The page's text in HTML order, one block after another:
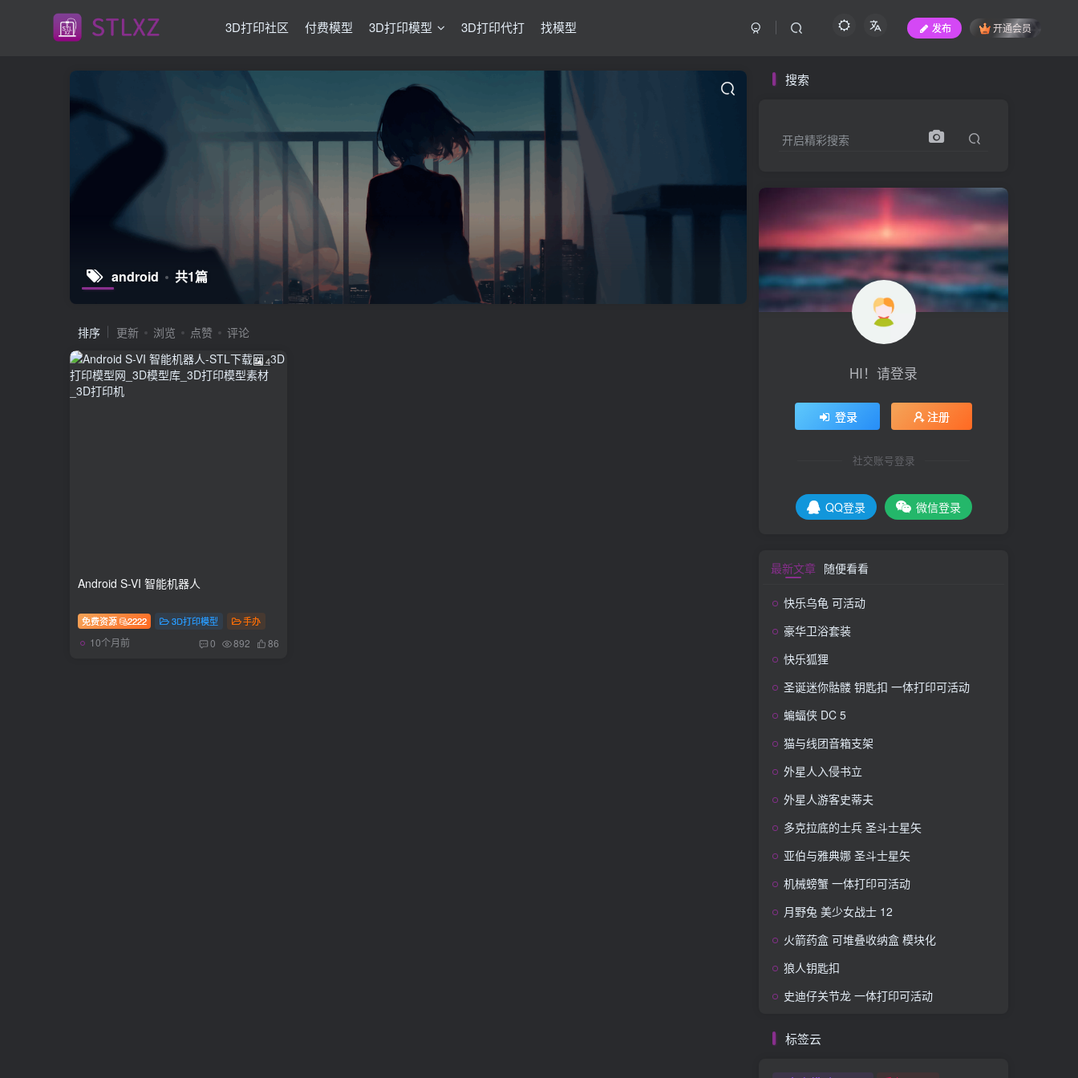
3D打印社区 付费模型 3D打印模型 3D打印代打 找模型 发布 开通会员
android 共1篇
排序 更新 浏览 点赞 评论
4
Android S-VI 智能机器人
免费资源 2222 3D打印模型 手办
10个月前 0 892 86
搜索
开启精彩搜索
HI！请登录
登录 注册
社交账号登录
QQ登录 微信登录
最新文章 随便看看
快乐乌龟 可活动
豪华卫浴套装
快乐狐狸
圣诞迷你骷髅 钥匙扣 一体打印可活动
蝙蝠侠 DC 5
猫与线团音箱支架
外星人入侵书立
外星人游客史蒂夫
多克拉底的士兵 圣斗士星矢
亚伯与雅典娜 圣斗士星矢
机械螃蟹 一体打印可活动
月野兔 美少女战士 12
火箭药盒 可堆叠收纳盒 模块化
狼人钥匙扣
史迪仔关节龙 一体打印可活动
标签云